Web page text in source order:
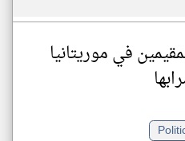
في موريتانيا